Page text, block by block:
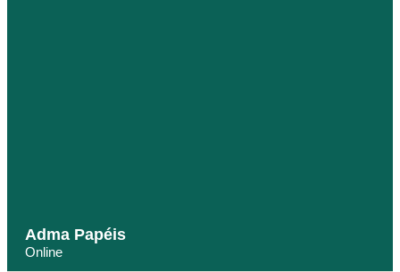
Adma Papéis
Online